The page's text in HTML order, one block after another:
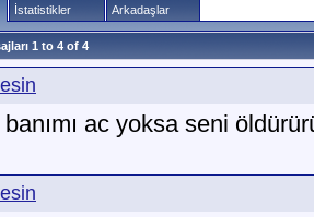
İstatistikler Arkadaşlar
1 to 4 of 4
ac yoksa seni